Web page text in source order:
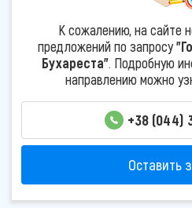
К сожалению, на сайте
предложений по запросу
Бухареста". Подробную
направлению можно
+38 (044)
Оставить